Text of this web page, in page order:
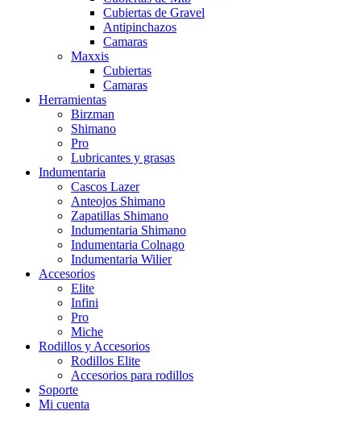
Cubiertas de Gravel
Antipinchazos
Camaras
Maxxis
Cubiertas
Camaras
Herramientas
Birzman
Shimano
Pro
Lubricantes y grasas
Indumentaria
Cascos Lazer
Anteojos Shimano
Zapatillas Shimano
Indumentaria Shimano
Indumentaria Colnago
Indumentaria Wilier
Accesorios
Elite
Infini
Pro
Miche
Rodillos y Accesorios
Rodillos Elite
Accesorios para rodillos
Soporte
Mi cuenta